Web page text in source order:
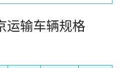
运输车辆规格